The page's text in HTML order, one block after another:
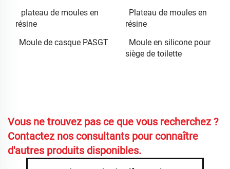
plateau de moules en
résine
Plateau de moules en
résine
Moule de casque PASGT
Moule en silicone pour
siège de toilette
Vous ne trouvez pas ce que vous recherchez ?
Contactez nos consultants pour connaître
d'autres produits disponibles.